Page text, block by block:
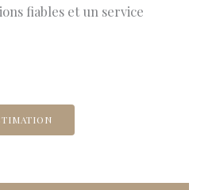
fiables et un service